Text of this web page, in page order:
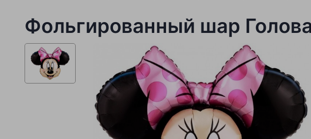
Фольгированный шар